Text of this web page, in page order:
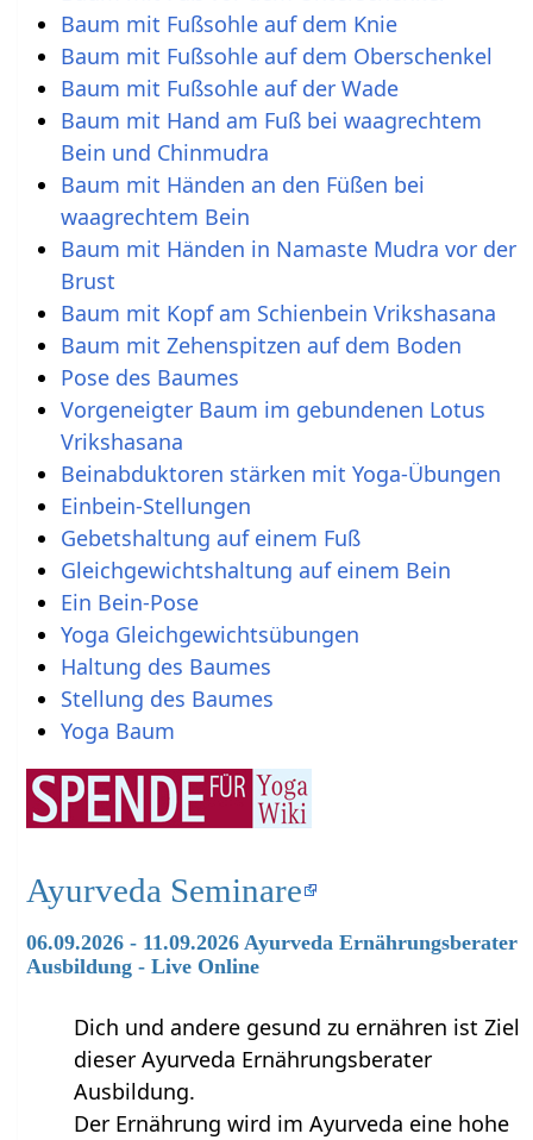
Baum mit Fußsohle auf dem Knie
Baum mit Fußsohle auf dem Oberschenkel
Baum mit Fußsohle auf der Wade
Baum mit Hand am Fuß bei waagrechtem
Bein und Chinmudra
Baum mit Händen an den Füßen bei
waagrechtem Bein
Baum mit Händen in Namaste Mudra vor der
Brust
Baum mit Kopf am Schienbein Vrikshasana
Baum mit Zehenspitzen auf dem Boden
Pose des Baumes
Vorgeneigter Baum im gebundenen Lotus
Vrikshasana
Beinabduktoren stärken mit Yoga-Übungen
Einbein-Stellungen
Gebetshaltung auf einem Fuß
Gleichgewichtshaltung auf einem Bein
Ein Bein-Pose
Yoga Gleichgewichtsübungen
Haltung des Baumes
Stellung des Baumes
Yoga Baum
Ayurveda Seminare
06.09.2026 - 11.09.2026 Ayurveda Ernährungsberater
Ausbildung - Live Online
Dich und andere gesund zu ernähren ist Ziel
dieser Ayurveda Ernährungsberater
Ausbildung.
Der Ernährung wird im Ayurveda eine hohe